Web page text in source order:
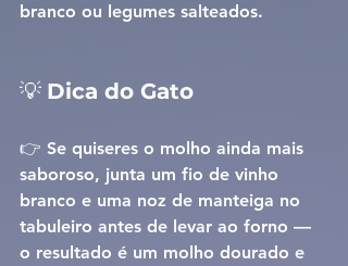
branco ou legumes salteados.
💡 Dica do Gato
👉 Se quiseres o molho ainda mais
saboroso, junta um fio de vinho
branco e uma noz de manteiga no
tabuleiro antes de levar ao forno —
o resultado é um molho dourado e